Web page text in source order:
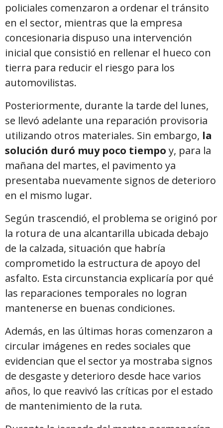
policiales comenzaron a ordenar el tránsito
en el sector, mientras que la empresa
concesionaria dispuso una intervención
inicial que consistió en rellenar el hueco con
tierra para reducir el riesgo para los
automovilistas.
Posteriormente, durante la tarde del lunes,
se llevó adelante una reparación provisoria
utilizando otros materiales. Sin embargo, la
solución duró muy poco tiempo y, para la
mañana del martes, el pavimento ya
presentaba nuevamente signos de deterioro
en el mismo lugar.
Según trascendió, el problema se originó por
la rotura de una alcantarilla ubicada debajo
de la calzada, situación que habría
comprometido la estructura de apoyo del
asfalto. Esta circunstancia explicaría por qué
las reparaciones temporales no logran
mantenerse en buenas condiciones.
Además, en las últimas horas comenzaron a
circular imágenes en redes sociales que
evidencian que el sector ya mostraba signos
de desgaste y deterioro desde hace varios
años, lo que reavivó las críticas por el estado
de mantenimiento de la ruta.